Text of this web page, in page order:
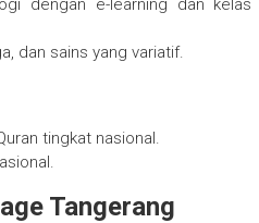
dengan e-learning dan kelas
dan sains yang variatif.
tingkat nasional.
Tangerang